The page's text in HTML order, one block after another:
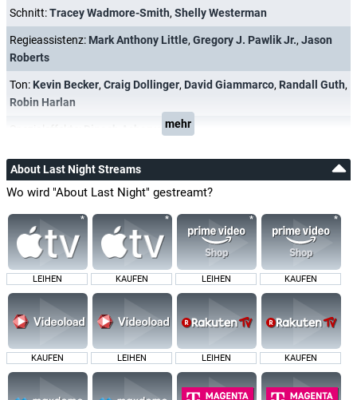
Schnitt:Tracey Wadmore-Smith, Shelly Westerman
Regieassistenz: Mark Anthony Little, Gregory J. Pawlik Jr., Jason
Roberts
Ton: Kevin Becker, Craig Dollinger, David Giammarco, Randall Guth,
Robin Harlan
mehr
About Last Night Streams
Wo wird "About Last Night" gestreamt?
LEIHEN KAUFEN LEIHEN KAUFEN
KAUFEN LEIHEN LEIHEN KAUFEN